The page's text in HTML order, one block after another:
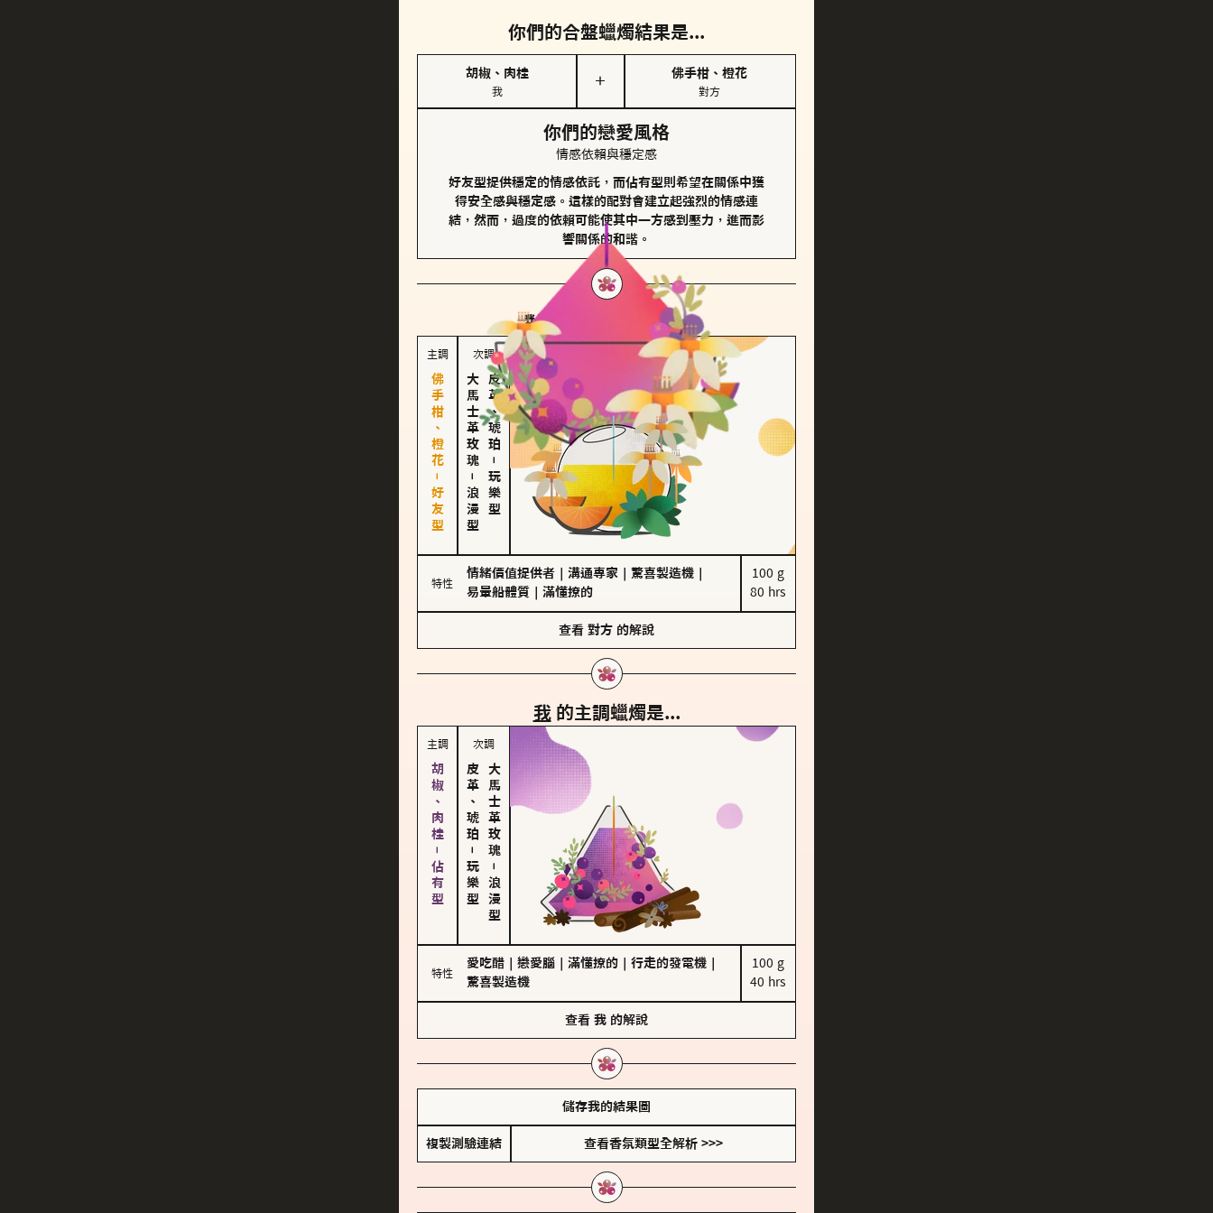
你們的合盤蠟燭結果是...
胡椒、肉桂
我
＋
佛手柑、橙花
對方
你們的戀愛風格
情感依賴與穩定感
好友型提供穩定的情感依託，而佔有型則希望在關係中獲
得安全感與穩定感。這樣的配對會建立起強烈的情感連
結，然而，過度的依賴可能使其中一方感到壓力，進而影
響關係的和諧。
對方 的主調蠟燭是...
主調
佛手柑、橙花－好友型
次調
大馬士革玫瑰
－
浪漫型
皮革、琥珀
－
玩樂型
特性
情緒價值提供者 溝通專家 驚喜製造機
易暈船體質
滿懂撩的
100 g
80 hrs
查看 對方 的解說
我 的主調蠟燭是...
主調
胡椒、肉桂－佔有型
次調
皮革、琥珀
－
玩樂型
大馬士革玫瑰
－
浪漫型
特性
愛吃醋 戀愛腦 滿懂撩的 行走的發電機
驚喜製造機
100 g
40 hrs
查看 我 的解說
儲存我的結果圖
複製測驗連結 查看香氛類型全解析 >>>